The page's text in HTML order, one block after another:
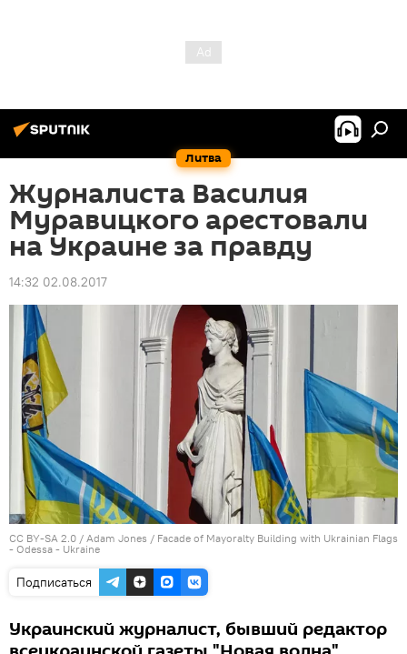
Литва
Журналиста Василия
Муравицкого арестовали
на Украине за правду
14:32 02.08.2017
CC BY-SA 2.0 / Adam Jones / Facade of Mayoralty Building with Ukrainian Flags
- Odessa - Ukraine
Подписаться
Украинский журналист, бывший редактор